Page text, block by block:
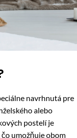
navrhnutá pre
alebo
postelí je
, čo umožňuje obom